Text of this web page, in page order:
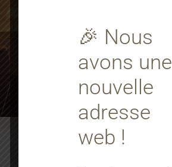
HABITACIÓN
🎉 Nous
avons une
nouvelle
adresse
web !